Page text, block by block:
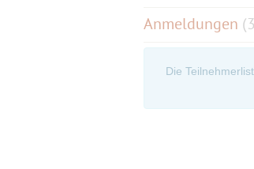
Anmeldungen
Die